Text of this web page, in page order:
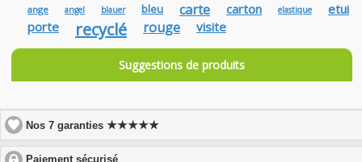
ange angel blauer bleu carte carton elastique
etui
porte
recyclé rouge visite
Suggestions de produits
Nos 7 garanties★★★★★